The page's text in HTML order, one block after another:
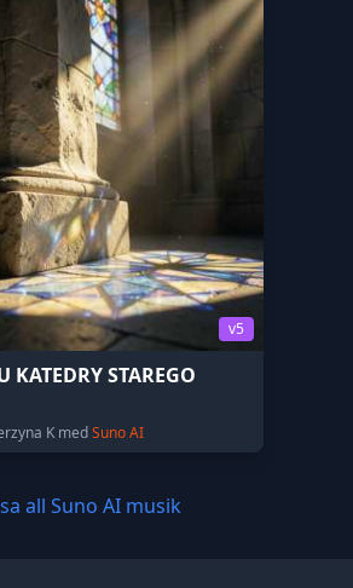
v5
KATEDRY STAREGO
K medSuno AI
all Suno AI musik